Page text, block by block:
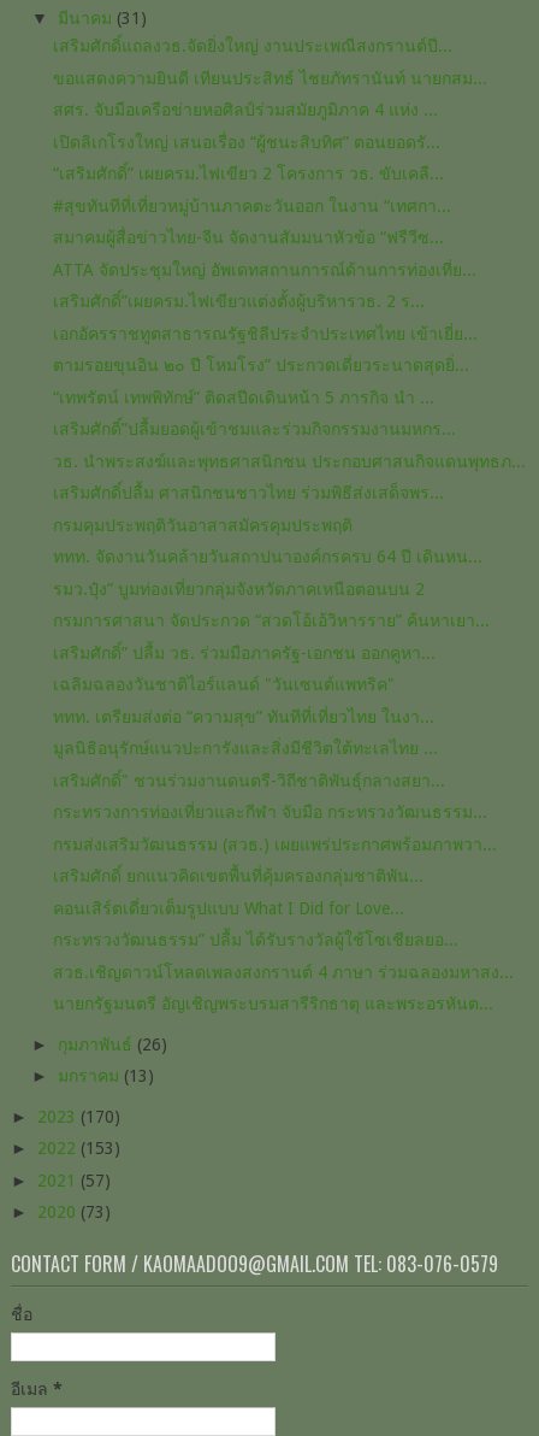
▼ มีนาคม (31)
เสริมศักดิ์แถลงวธ.จัดยิ่งใหญ่ งานประเพณีสงกรานต์ปี...
ขอแสดงความยินดี เทียนประสิทธ์ ไชยภัทรานันท์ นายกสม...
สศร. จับมือเครือข่ายหอศิลป์ร่วมสมัยภูมิภาค 4 แห่ง ...
เปิดลิเกโรงใหญ่ เสนอเรื่อง “ผู้ชนะสิบทิศ” ตอนยอดรั...
“เสริมศักดิ์” เผยครม.ไฟเขียว 2 โครงการ วธ. ขับเคลื...
#สุขทันทีที่เที่ยวหมู่บ้านภาคตะวันออก ในงาน “เทศกา...
สมาคมผู้สื่อข่าวไทย-จีน จัดงานสัมมนาหัวข้อ “ฟรีวีซ...
ATTA จัดประชุมใหญ่ อัพเดทสถานการณ์ด้านการท่องเที่ย...
เสริมศักดิ์”เผยครม.ไฟเขียวแต่งตั้งผู้บริหารวธ. 2 ร...
เอกอัครราชทูตสาธารณรัฐชิลีประจำประเทศไทย เข้าเยี่ย...
ตามรอยขุนอิน ๒๐ ปี โหมโรง” ประกวดเดี่ยวระนาดสุดยิ่...
“เทพรัตน์ เทพพิทักษ์” ติดสปีดเดินหน้า 5 ภารกิจ นำ ...
เสริมศักดิ์”ปลื้มยอดผู้เข้าชมและร่วมกิจกรรมงานมหกร...
วธ. นำพระสงฆ์และพุทธศาสนิกชน ประกอบศาสนกิจแดนพุทธภ...
เสริมศักดิ์ปลื้ม ศาสนิกชนชาวไทย ร่วมพิธีส่งเสด็จพร...
กรมคุมประพฤติวันอาสาสมัครคุมประพฤติ
ททท. จัดงานวันคล้ายวันสถาปนาองค์กรครบ 64 ปี เดินหน...
รมว.ปุ๋ง” บูมท่องเที่ยวกลุ่มจังหวัดภาคเหนือตอนบน 2
กรมการศาสนา จัดประกวด “สวดโอ้เอ้วิหารราย” ค้นหาเยา...
เสริมศักดิ์” ปลื้ม วธ. ร่วมมือภาครัฐ-เอกชน ออกคูหา...
เฉลิมฉลองวันชาติไอร์แลนด์ "วันเซนต์แพทริค"
ททท. เตรียมส่งต่อ “ความสุข” ทันทีที่เที่ยวไทย ในงา...
มูลนิธิอนุรักษ์แนวปะการังและสิ่งมีชีวิตใต้ทะเลไทย ...
เสริมศักดิ์" ชวนร่วมงานดนตรี-วิถีชาติพันธุ์กลางสยา...
กระทรวงการท่องเที่ยวและกีฬา จับมือ กระทรวงวัฒนธรรม...
กรมส่งเสริมวัฒนธรรม (สวธ.) เผยแพร่ประกาศพร้อมภาพวา...
เสริมศักดิ์ ยกแนวคิดเขตพื้นที่คุ้มครองกลุ่มชาติพัน...
คอนเสิร์ตเดี่ยวเต็มรูปแบบ​ What I Did for Love...
กระทรวงวัฒนธรรม” ปลื้ม ได้รับรางวัลผู้ใช้โซเชียลยอ...
สวธ.เชิญดาวน์โหลดเพลงสงกรานต์ 4 ภาษา ร่วมฉลองมหาสง...
นายกรัฐมนตรี อัญเชิญพระบรมสารีริกธาตุ และพระอรหันต...
► กุมภาพันธ์ (26)
► มกราคม (13)
► 2023 (170)
► 2022 (153)
► 2021 (57)
► 2020 (73)
CONTACT FORM / KAOMAADOO9@GMAIL.COM TEL: 083-076-0579
ชื่อ
อีเมล *